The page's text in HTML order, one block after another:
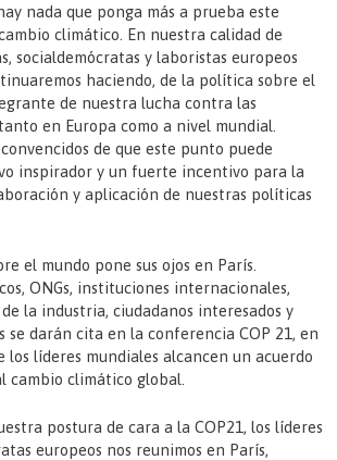
nada que ponga más a prueba este
climático. En nuestra calidad de
socialdemócratas y laboristas europeos
haciendo, de la política sobre el
de nuestra lucha contra las
en Europa como a nivel mundial.
de que este punto puede
inspirador y un fuerte incentivo para la
y aplicación de nuestras políticas
el mundo pone sus ojos en París.
ONGs, instituciones internacionales,
la industria, ciudadanos interesados y
se darán cita en la conferencia COP 21, en
los líderes mundiales alcancen un acuerdo
cambio climático global.
postura de cara a la COP21, los líderes
europeos nos reunimos en París,